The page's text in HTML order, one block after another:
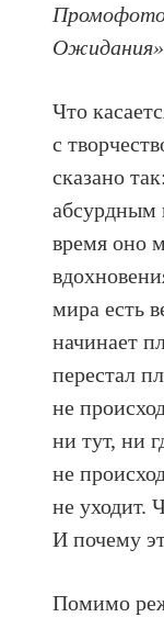
Что
с
сказано
абсурдным
время оно
мира есть
начинает
перестал
не
ни тут, ни
не
не уходит.
И почему
Помимо